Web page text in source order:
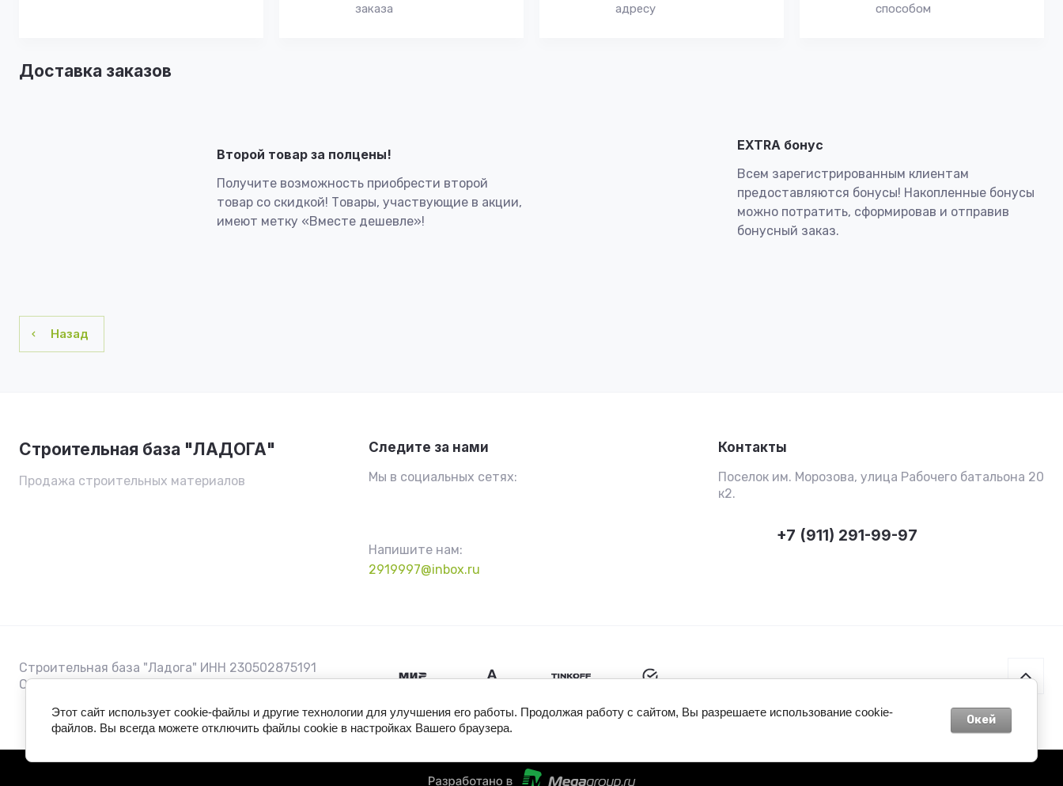
заказа
адресу
способом
Доставка заказов
Второй товар за полцены!
Получите возможность приобрести второй
товар со скидкой! Товары, участвующие в акции,
имеют метку «Вместе дешевле»!
EXTRA бонус
Всем зарегистрированным клиентам
предоставляются бонусы! Накопленные бонусы
можно потратить, сформировав и отправив
бонусный заказ.
Назад
Строительная база "ЛАДОГА"
Продажа строительных материалов
Следите за нами
Мы в социальных сетях:
Напишите нам:
2919997@inbox.ru
Контакты
Поселок им. Морозова, улица Рабочего батальона 20
к2.
+7 (911) 291-99-97
Строительная база "Ладога" ИНН 230502875191
ОГРНИП 322784700304140
Этот сайт использует cookie-файлы и другие технологии для улучшения его работы. Продолжая работу с сайтом, Вы разрешаете использование cookie-
файлов. Вы всегда можете отключить файлы cookie в настройках Вашего браузера.
Окей